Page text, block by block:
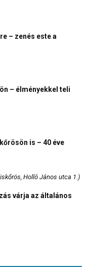
– zenés este a
– élményekkel teli
is – 40 éve
Holló János utca 1.)
várja az általános